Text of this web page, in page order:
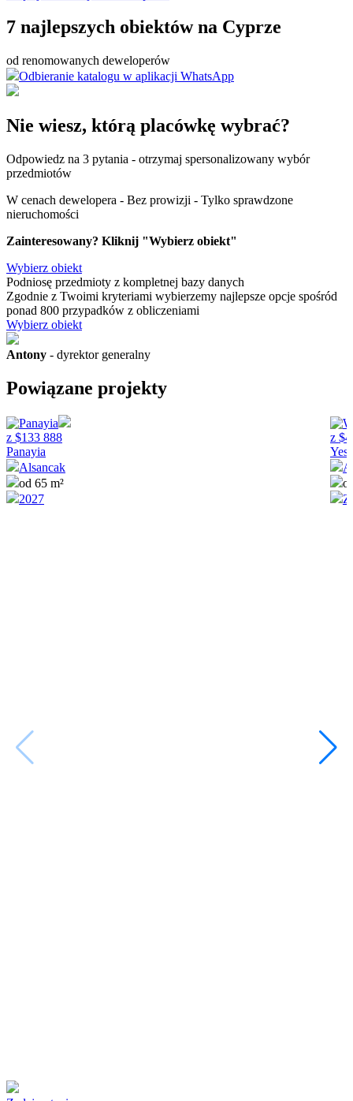
7 najlepszych obiektów na Cyprze
od renomowanych deweloperów
Odbieranie katalogu w aplikacji WhatsApp
Nie wiesz, którą placówkę wybrać?
Odpowiedz na 3 pytania - otrzymaj spersonalizowany wybór
przedmiotów
W cenach dewelopera - Bez prowizji - Tylko sprawdzone
nieruchomości
Zainteresowany? Kliknij "Wybierz obiekt"
Wybierz obiekt
Podniosę przedmioty z kompletnej bazy danych
Zgodnie z Twoimi kryteriami wybierzemy najlepsze opcje spośród
ponad 800 przypadków z obliczeniami
Wybierz obiekt
Antony - dyrektor generalny
Powiązane projekty
z $133 888
Panayia
Alsancak
od 65 m²
2027
z $